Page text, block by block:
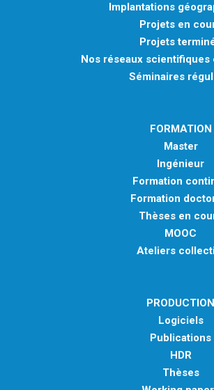
Implantations
Projets en
Projets
Nos réseaux
Séminaires
FORMATION
Master
Ingénieur
Formation
Formation
Thèses en
MOOC
Ateliers
PRODUCTION
Logiciels
Publications
HDR
Thèses